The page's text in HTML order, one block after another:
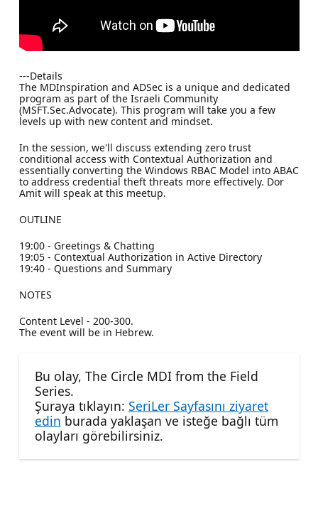
---Details
The MDInspiration and ADSec is a unique and dedicated
program as part of the Israeli Community
(MSFT.Sec.Advocate). This program will take you a few
levels up with new content and mindset.
In the session, we'll discuss extending zero trust
conditional access with Contextual Authorization and
essentially converting the Windows RBAC Model into ABAC
to address credential theft threats more effectively. Dor
Amit will speak at this meetup.
OUTLINE
19:00 - Greetings & Chatting
19:05 - Contextual Authorization in Active Directory
19:40 - Questions and Summary
NOTES
Content Level - 200-300.
The event will be in Hebrew.
Bu olay, The Circle MDI from the Field
Series.
Şuraya tıklayın: SeriLer Sayfasını ziyaret
edin burada yaklaşan ve isteğe bağlı tüm
olayları görebilirsiniz.